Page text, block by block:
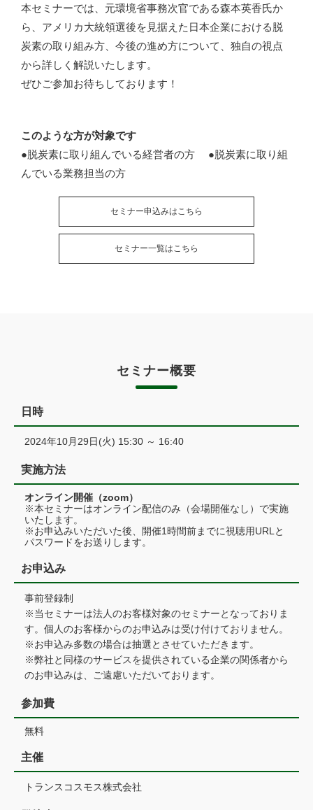
本セミナーでは、元環境省事務次官である森本英香氏か
ら、アメリカ大統領選後を見据えた日本企業における脱
炭素の取り組み方、今後の進め方について、独自の視点
から詳しく解説いたします。
ぜひご参加お待ちしております！
このような方が対象です
●脱炭素に取り組んでいる経営者の方 ●脱炭素に取り組
んでいる業務担当の方
セミナー申込みはこちら
セミナー一覧はこちら
セミナー概要
日時
2024年10月29日(火) 15:30 ～ 16:40
実施方法
オンライン開催（zoom）
※本セミナーはオンライン配信のみ（会場開催なし）で実施
いたします。
※お申込みいただいた後、開催1時間前までに視聴用URLと
パスワードをお送りします。
お申込み
事前登録制
※当セミナーは法人のお客様対象のセミナーとなっておりま
す。個人のお客様からのお申込みは受け付けておりません。
※お申込み多数の場合は抽選とさせていただきます。
※弊社と同様のサービスを提供されている企業の関係者から
のお申込みは、ご遠慮いただいております。
参加費
無料
主催
トランスコスモス株式会社